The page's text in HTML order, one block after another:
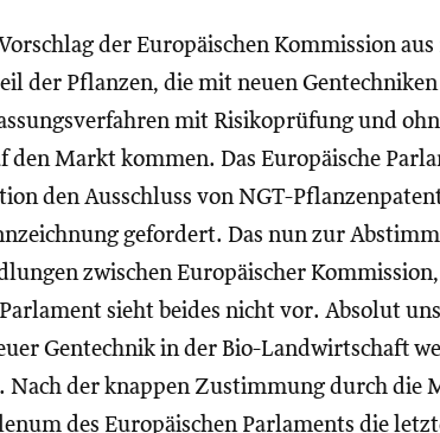
der Europäischen Kommission
der Pflanzen, die mit neuen
mit Risikoprüfung und
den Markt kommen. Das Europäische
den Ausschluss von NGT-
gefordert. Das nun zur
zwischen Europäischer
sieht beides nicht vor. Absolut
Gentechnik in der Bio-Landwirtschaft
Nach der knappen Zustimmung durch die
des Europäischen Parlaments die